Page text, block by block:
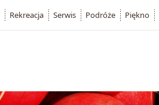
Rekreacja Serwis Podróże Piękno